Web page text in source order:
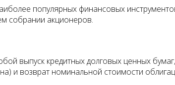
популярных финансовых
собрании акционеров.
выпуск кредитных долговых ценных
и возврат номинальной стоимости